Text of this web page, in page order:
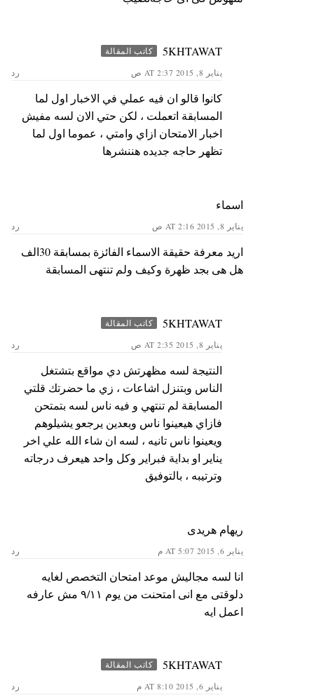
5KHTAWAT كاتب المقالة
يناير 8, 2015 AT 2:37 ص رد
كانوا قالو ان فيه عملي في الاخبار اول لما
المسابقة اتعملت ، لكن حتي الان لسه مفيش
اخبار الامتحان ازاي وامتي ، عموما اول لما
تظهر حاجه جديده هننشرها
اسماء
يناير 8, 2015 AT 2:16 ص رد
اريد معرفة حقيقة الاسماء الفائزة بمسابقة 30الف
هل هى بجد ظهرة وكيف ولم تنتهى المسابقة
5KHTAWAT كاتب المقالة
يناير 8, 2015 AT 2:35 ص رد
النتيجة لسه مظهرتش دي مواقع بتشتغل
الناس وبتنزل اشاعات ، زي ما حضرتك قلتي
المسابقة لم تنتهي و فيه ناس لسه بتمتحن
فازاي هيعينوا ناس وبعدين يرجعو يشيلوهم
ويعينوا ناس تانيه ، لسه ان شاء الله علي اخر
يناير او بداية فبراير وكل واحد هيعرف درجاته
وترتيبه ، بالتوفيق
ريهام هريدى
يناير 6, 2015 AT 5:07 م رد
انا لسه مجاليش موعد امتحان التخصص لغايه
دلوقتى مع انى امتحنت من يوم ٩/١١ مش عارفه
اعمل ايه
5KHTAWAT كاتب المقالة
يناير 6, 2015 AT 8:10 م رد